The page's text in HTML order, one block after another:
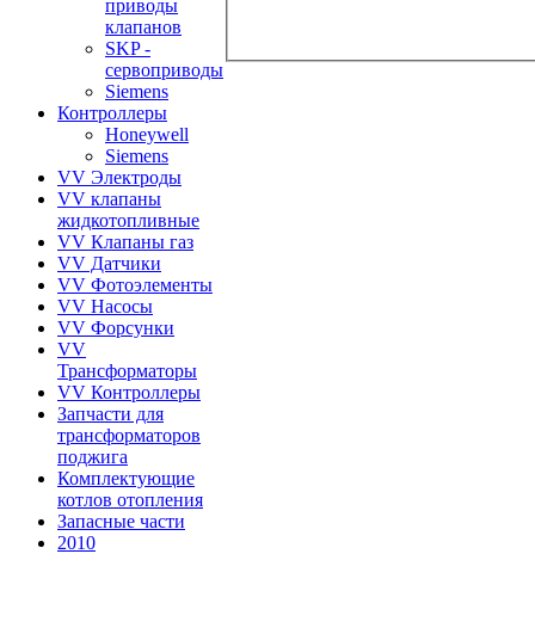
приводы
клапанов
SKP -
сервоприводы
Siemens
Контроллеры
Honeywell
Siemens
VV Электроды
VV клапаны
жидкотопливные
VV Клапаны газ
VV Датчики
VV Фотоэлементы
VV Насосы
VV Форсунки
VV
Трансформаторы
VV Контроллеры
Запчасти для
трансформаторов
поджига
Комплектующие
котлов отопления
Запасные части
2010